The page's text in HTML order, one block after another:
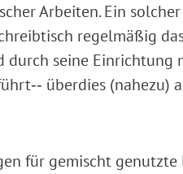
Arbeiten. Ein
regelmäßig
durch seine Einrichtung
überdies
für gemischt